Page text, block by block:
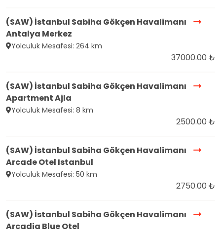
(SAW) İstanbul Sabiha Gökçen Havalimanı
Antalya Merkez
Yolculuk Mesafesi: 264 km
37000.00 ₺
(SAW) İstanbul Sabiha Gökçen Havalimanı
Apartment Ajla
Yolculuk Mesafesi: 8 km
2500.00 ₺
(SAW) İstanbul Sabiha Gökçen Havalimanı
Arcade Otel Istanbul
Yolculuk Mesafesi: 50 km
2750.00 ₺
(SAW) İstanbul Sabiha Gökçen Havalimanı
Arcadia Blue Otel